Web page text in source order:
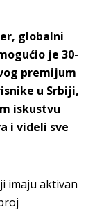
globalni
je 30-
premijum
u Srbiji,
iskustvu
i videli sve
imaju aktivan